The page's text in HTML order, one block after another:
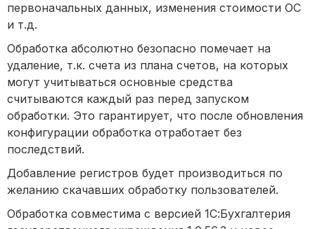
первоначальных данных, изменения стоимости ОС
и т.д.
Обработка абсолютно безопасно помечает на
удаление, т.к. счета из плана счетов, на которых
могут учитываться основные средства
считываются каждый раз перед запуском
обработки. Это гарантирует, что после обновления
конфигурации обработка отработает без
последствий.
Добавление регистров будет производиться по
желанию скачавших обработку пользователей.
Обработка совместима с версией 1С:Бухгалтерия